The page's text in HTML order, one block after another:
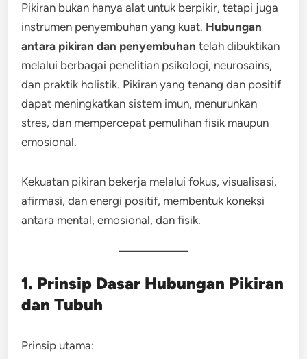
Pikiran bukan hanya alat untuk berpikir, tetapi juga
instrumen penyembuhan yang kuat. Hubungan
antara pikiran dan penyembuhan telah dibuktikan
melalui berbagai penelitian psikologi, neurosains,
dan praktik holistik. Pikiran yang tenang dan positif
dapat meningkatkan sistem imun, menurunkan
stres, dan mempercepat pemulihan fisik maupun
emosional.
Kekuatan pikiran bekerja melalui fokus, visualisasi,
afirmasi, dan energi positif, membentuk koneksi
antara mental, emosional, dan fisik.
1. Prinsip Dasar Hubungan Pikiran
dan Tubuh
Prinsip utama: